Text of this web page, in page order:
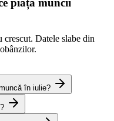
piața muncii
crescut. Datele slabe din
în iulie?